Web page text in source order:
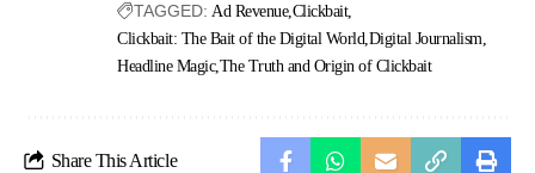
TAGGED: Ad Revenue Clickbait
Clickbait: The Bait of the Digital World Digital Journalism
Headline Magic The Truth and Origin of Clickbait
Share This Article